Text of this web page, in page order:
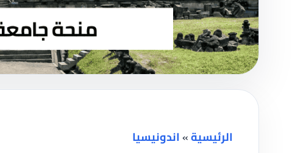
الرئيسية»اندونيسيا